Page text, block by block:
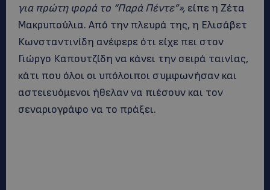
για πρώτη φορά το “Παρά Πέντε”», είπε η Ζέτα
Μακρυπούλια. Από την πλευρά της, η Ελισάβετ
Κωνσταντινίδη ανέφερε ότι είχε πει στον
Γιώργο Καπουτζίδη να κάνει την σειρά ταινίας,
κάτι που όλοι οι υπόλοιποι συμφωνήσαν και
αστειευόμενοι ήθελαν να πιέσουν και τον
σεναριογράφο να το πράξει.